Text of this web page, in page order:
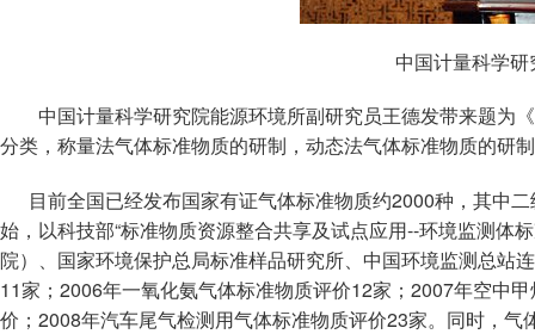
中国计量科学
中国计量科学研究院能源环境所副研究员王德发带来题为
分类，称量法气体标准物质的研制，动态法气体标准物质的研
目前全国已经发布国家有证气体标准物质约2000种，其中
始，以科技部“标准物质资源整合共享及试点应用--环境监测体
院）、国家环境保护总局标准样品研究所、中国环境监测总站
11家；2006年一氧化氨气体标准物质评价12家；2007年空中
价；2008年汽车尾气检测用气体标准物质评价23家。同时，